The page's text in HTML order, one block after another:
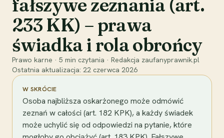
fałszywe zeznania (art.
233 KK) – prawa
świadka i rola obrońcy
Prawo karne · 5 min czytania · Redakcja zaufanyprawnik.pl
Ostatnia aktualizacja: 22 czerwca 2026
W SKRÓCIE
Osoba najbliższa oskarżonego może odmówić
zeznań w całości (art. 182 KPK), a każdy świadek
może uchylić się od odpowiedzi na pytanie, które